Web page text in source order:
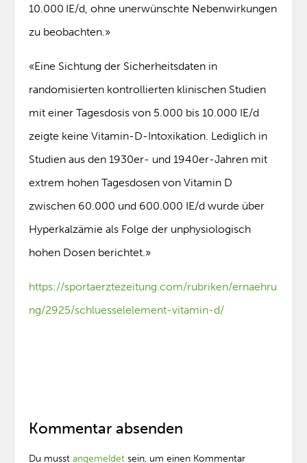
10.000 IE/d, ohne unerwünschte Nebenwirkungen
zu beobachten.»
«Eine Sichtung der Sicherheitsdaten in
randomisierten kontrollierten klinischen Studien
mit einer Tagesdosis von 5.000 bis 10.000 IE/d
zeigte keine Vitamin-D-Intoxikation. Lediglich in
Studien aus den 1930er- und 1940er-Jahren mit
extrem hohen Tagesdosen von Vitamin D
zwischen 60.000 und 600.000 IE/d wurde über
Hyperkalzämie als Folge der unphysiologisch
hohen Dosen berichtet.»
https://sportaerztezeitung.com/rubriken/ernaehru
ng/2925/schluesselelement-vitamin-d/
Kommentar absenden
Du musstangemeldet sein, um einen Kommentar